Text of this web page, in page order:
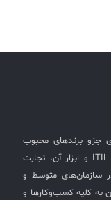
سابقه تجاری جزو برندهای محبوب
فناوری اطلاعات و ارتباطات در حوزه پیاده‌سازی ITIL و ابزار آن، تجارت
سازمان‌های متوسط و
به کلیه کسب‌وکارها و